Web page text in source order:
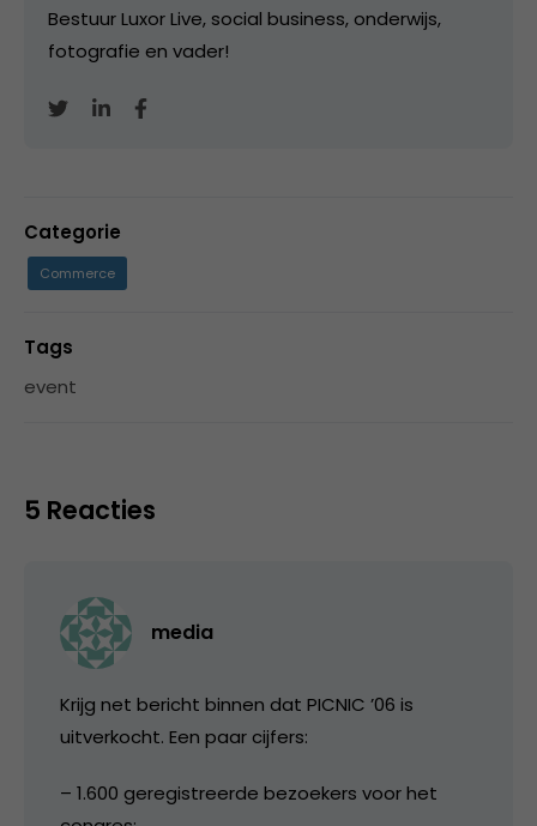
Bestuur Luxor Live, social business, onderwijs,
fotografie en vader!
Categorie
Commerce
Tags
event
5 Reacties
media
Krijg net bericht binnen dat PICNIC ’06 is
uitverkocht. Een paar cijfers:
– 1.600 geregistreerde bezoekers voor het